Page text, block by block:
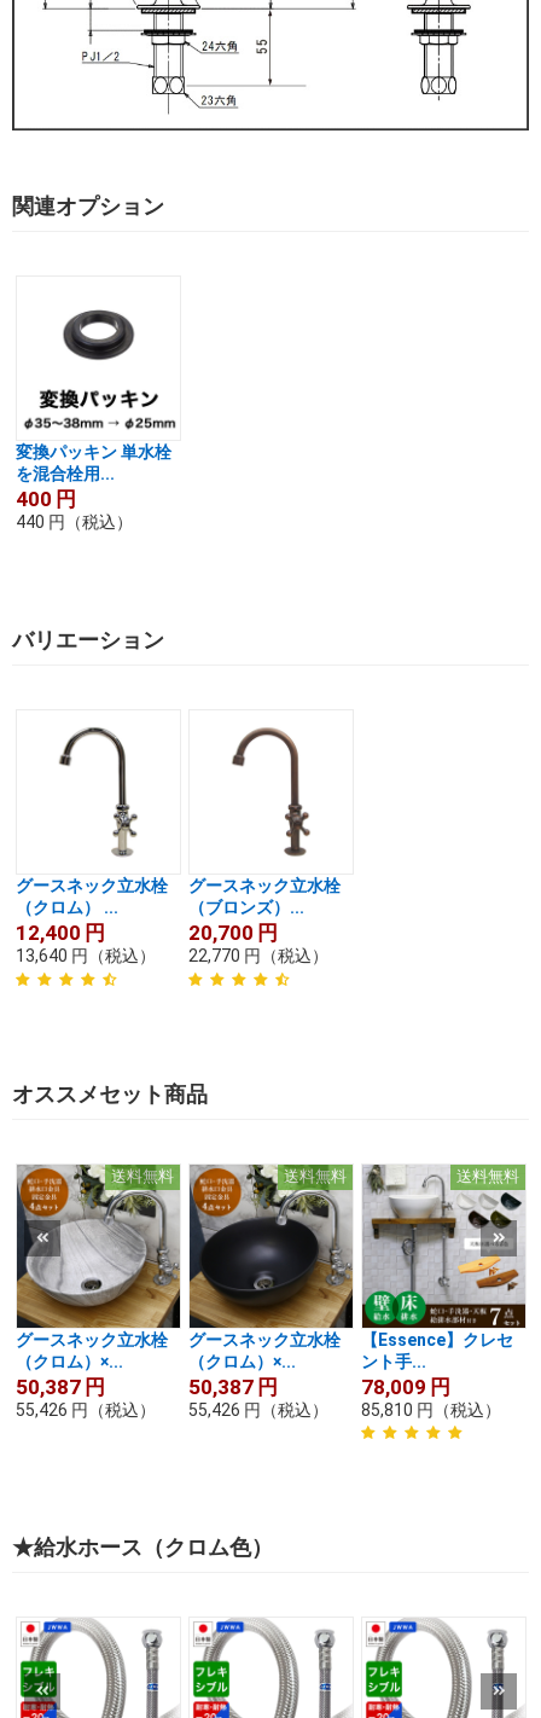
関連オプション
変換パッキン 単水栓
を混合栓用...
400 円
440 円 （税込）
バリエーション
グースネック立水栓
（クロム） ...
12,400 円
13,640 円 （税込）
グースネック立水栓
（ブロンズ）...
20,700 円
22,770 円 （税込）
オススメセット商品
送料無料
グースネック立水栓
（クロム）×...
50,387 円
55,426 円 （税込）
送料無料
グースネック立水栓
（クロム）×...
50,387 円
55,426 円 （税込）
送料無料
【Essence】クレセ
ント手...
78,009 円
85,810 円 （税込）
★給水ホース（クロム色）